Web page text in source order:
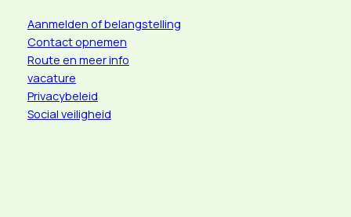
Aanmelden of belangstelling
Contact opnemen
Route en meer info
vacature
Privacybeleid
Social veiligheid